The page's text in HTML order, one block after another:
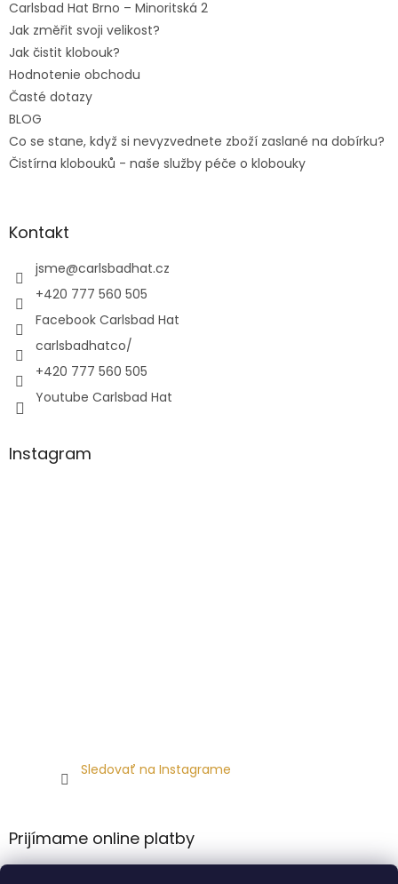
Carlsbad Hat Brno – Minoritská 2
Jak změřit svoji velikost?
Jak čistit klobouk?
Hodnotenie obchodu
Časté dotazy
BLOG
Co se stane, když si nevyzvednete zboží zaslané na dobírku?
Čistírna klobouků - naše služby péče o klobouky
Kontakt
jsme@carlsbadhat.cz
+420 777 560 505
Facebook Carlsbad Hat
carlsbadhatco/
+420 777 560 505
Youtube Carlsbad Hat
Instagram
Sledovať na Instagrame
Prijímame online platby